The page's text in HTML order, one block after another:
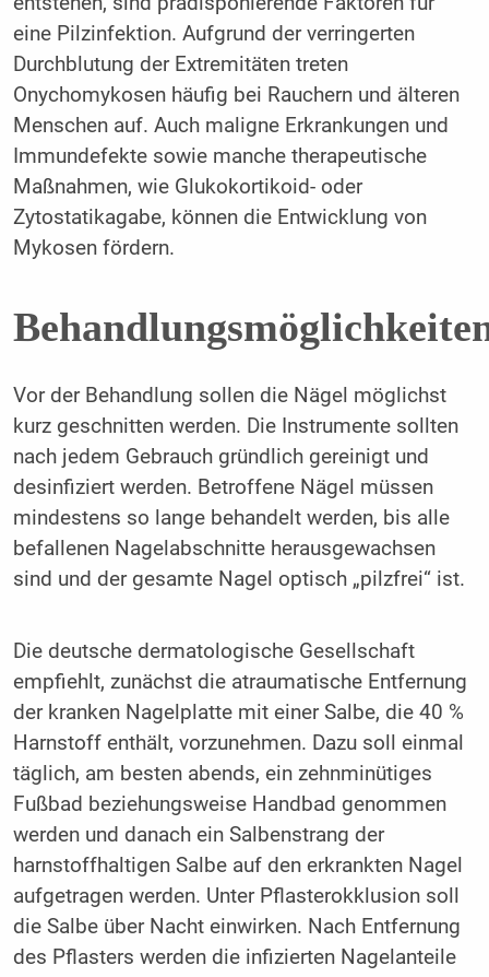
eine Pilzinfektion. Aufgrund der verringerten
Durchblutung der Extremitäten treten
Onychomykosen häufig bei Rauchern und älteren
Menschen auf. Auch maligne Erkrankungen und
Immundefekte sowie manche therapeutische
Maßnahmen, wie Glukokortikoid- oder
Zytostatikagabe, können die Entwicklung von
Mykosen fördern.
Vor der Behandlung sollen die Nägel möglichst
kurz geschnitten werden. Die Instrumente sollten
nach jedem Gebrauch gründlich gereinigt und
desinfiziert werden. Betroffene Nägel müssen
mindestens so lange behandelt werden, bis alle
befallenen Nagelabschnitte herausgewachsen
sind und der gesamte Nagel optisch „pilzfrei“ ist.
Die deutsche dermatologische Gesellschaft
empfiehlt, zunächst die atraumatische Entfernung
der kranken Nagelplatte mit einer Salbe, die 40 %
Harnstoff enthält, vorzunehmen. Dazu soll einmal
täglich, am besten abends, ein zehnminütiges
Fußbad beziehungsweise Handbad genommen
werden und danach ein Salbenstrang der
harnstoffhaltigen Salbe auf den erkrankten Nagel
aufgetragen werden. Unter Pflasterokklusion soll
die Salbe über Nacht einwirken. Nach Entfernung
des Pflasters werden die infizierten Nagelanteile